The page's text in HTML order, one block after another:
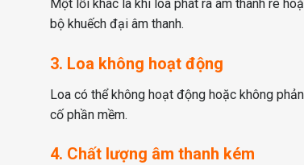
Một lỗi khác là khi loa phát ra âm thanh rè
bộ khuếch đại âm thanh.
3. Loa không hoạt động
Loa có thể không hoạt động hoặc không
cố phần mềm.
4. Chất lượng âm thanh kém